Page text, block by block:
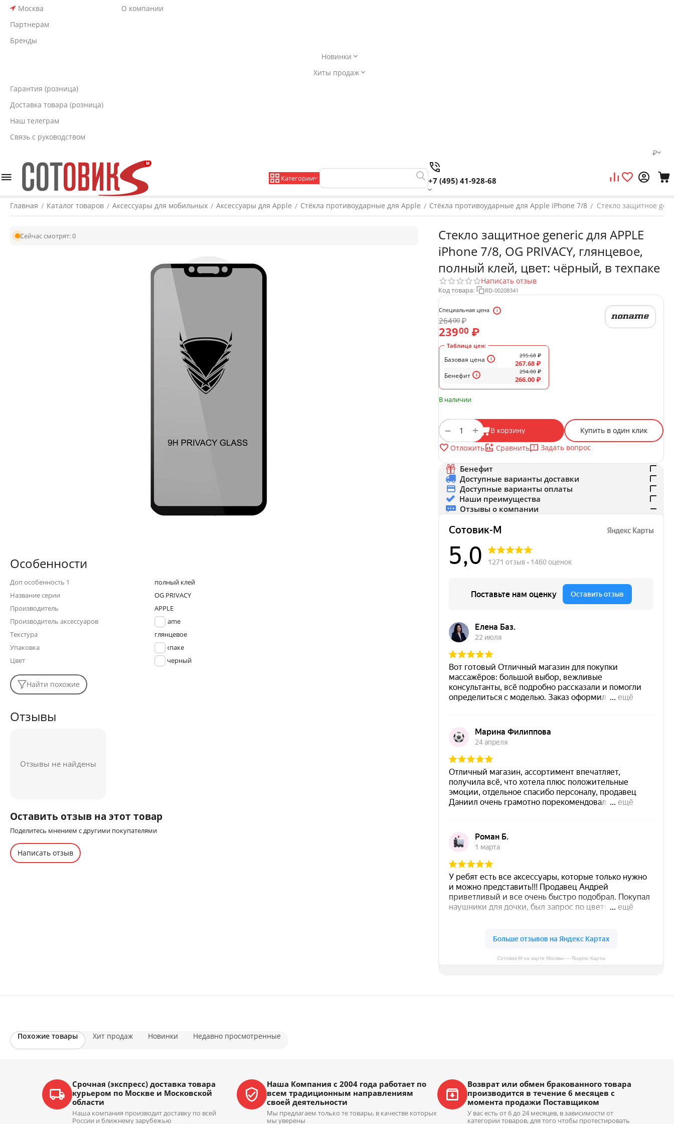
Москва
О компании
Партнерам
Бренды
Новинки
Хиты продаж
Гарантия (розница)
Доставка товара (розница)
Наш телеграм
Связь с руководством
₽
Категории +7 (495) 41-928-68
Главная / Каталог товаров / Аксессуары для мобильных / Аксессуары для Apple / Стёкла противоударные для Apple / Стёкла противоударные для Apple iPhone 7/8 / Стекло защитное
Сейчас смотрят:0
Стекло защитное generic для APPLE
iPhone 7/8, OG PRIVACY, глянцевое,
полный клей, цвет: чёрный, в техпаке
Написать отзыв
Код товара: RD-00208341
Специальная цена
26400₽
23900 ₽
Таблица цен:
Базовая цена
Бенефит
295.68 ₽
267.68₽
294.00 ₽
266.00₽
В наличии
+
− В корзину
Купить в один клик
Отложить
Сравнить Задать вопрос
Бенефит
Доступные варианты доставки
Доступные варианты оплаты
Наши преимущества
Отзывы о компании
Сотовик-М на карте Москвы — Яндекс Карты
Особенности
Доп особенность 1
полный клей
Название серии
OG PRIVACY
Производитель
APPLE
Производитель аксессуаров
Noname
Текстура
глянцевое
Упаковка
в техпаке
Цвет
черный
Найти похожие
Отзывы
Отзывы не найдены
Оставить отзыв на этот товар
Поделитесь мнением с другими покупателями
Написать отзыв
Похожие товары Хит продаж Новинки Недавно просмотренные
Срочная (экспресс) доставка товара
курьером по Москве и Московской
области
Наша компания производит доставку по всей
России и ближнему зарубежью
Наша Компания с 2004 года работает по
всем традиционным направлениям
своей деятельности
Мы предлагаем только те товары, в качестве которых
мы уверены
Возврат или обмен бракованного товара
производится в течение 6 месяцев с
момента продажи Поставщиком
У вас есть от 6 до 24 месяцев, в зависимости от
категории товаров, для того чтобы протестировать